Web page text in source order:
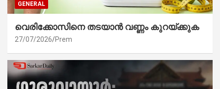
GENERAL
വെരിക്കോസിനെ തടയാൻ വണ്ണം കുറയ്ക്കുക
27/07/2026 Prem